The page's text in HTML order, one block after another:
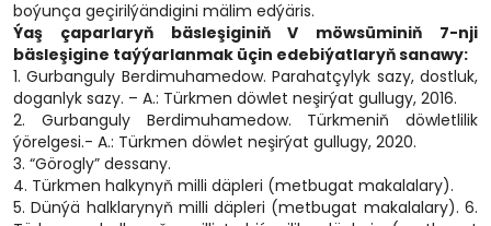
boýunça geçirilýändigini mälim edýäris.
Ýaş çaparlaryň bäsleşiginiň V möwsüminiň 7-nji
bäsleşigine taýýarlanmak üçin edebiýatlaryň sanawy:
1. Gurbanguly Berdimuhamedow. Parahatçylyk sazy, dostluk,
doganlyk sazy. – A.: Türkmen döwlet neşirýat gullugy, 2016.
2. Gurbanguly Berdimuhamedow. Türkmeniň döwletlilik
ýörelgesi.- A.: Türkmen döwlet neşirýat gullugy, 2020.
3. “Görogly” dessany.
4. Türkmen halkynyň milli däpleri (metbugat makalalary).
5. Dünýä halklarynyň milli däpleri (metbugat makalalary). 6.